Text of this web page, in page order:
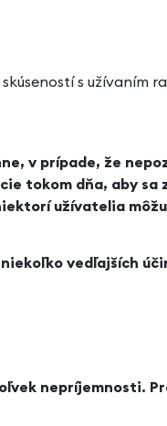
s užívaním
v prípade, že
tokom dňa, aby
užívatelia
vedľajších
nepríjemnosti.